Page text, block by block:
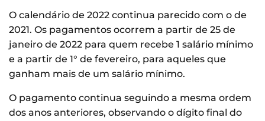
O calendário de 2022 continua parecido com o de
2021. Os pagamentos ocorrem a partir de 25 de
janeiro de 2022 para quem recebe 1 salário mínimo
e a partir de 1° de fevereiro, para aqueles que
ganham mais de um salário mínimo.
O pagamento continua seguindo a mesma ordem
dos anos anteriores, observando o dígito final do